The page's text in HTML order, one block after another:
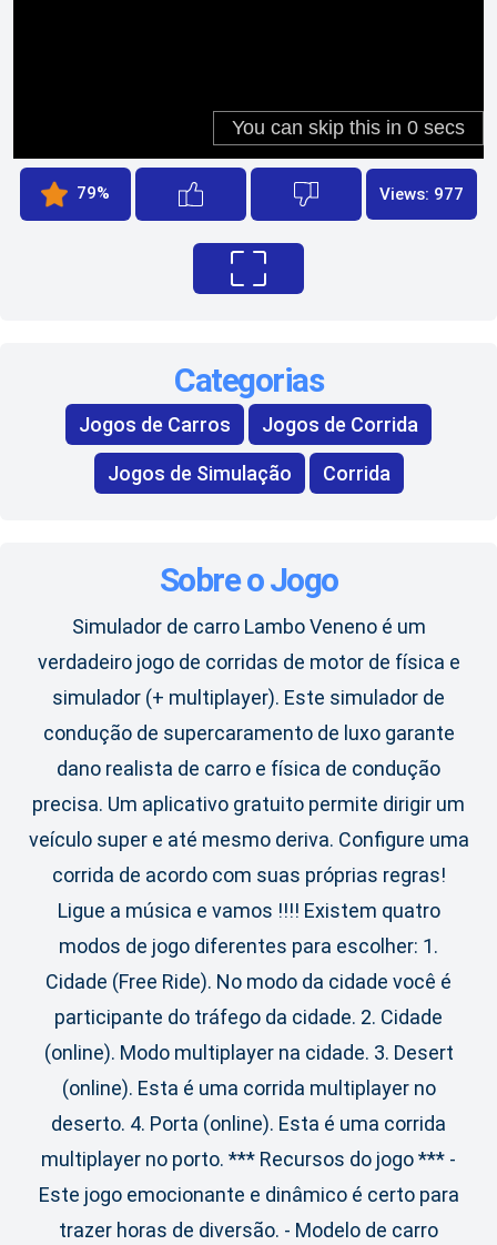
79% Views: 977
Categorias
Jogos de Carros Jogos de Corrida
Jogos de Simulação Corrida
Sobre o Jogo
Simulador de carro Lambo Veneno é um
verdadeiro jogo de corridas de motor de física e
simulador (+ multiplayer). Este simulador de
condução de supercaramento de luxo garante
dano realista de carro e física de condução
precisa. Um aplicativo gratuito permite dirigir um
veículo super e até mesmo deriva. Configure uma
corrida de acordo com suas próprias regras!
Ligue a música e vamos !!!! Existem quatro
modos de jogo diferentes para escolher: 1.
Cidade (Free Ride). No modo da cidade você é
participante do tráfego da cidade. 2. Cidade
(online). Modo multiplayer na cidade. 3. Desert
(online). Esta é uma corrida multiplayer no
deserto. 4. Porta (online). Esta é uma corrida
multiplayer no porto. *** Recursos do jogo *** -
Este jogo emocionante e dinâmico é certo para
trazer horas de diversão. - Modelo de carro